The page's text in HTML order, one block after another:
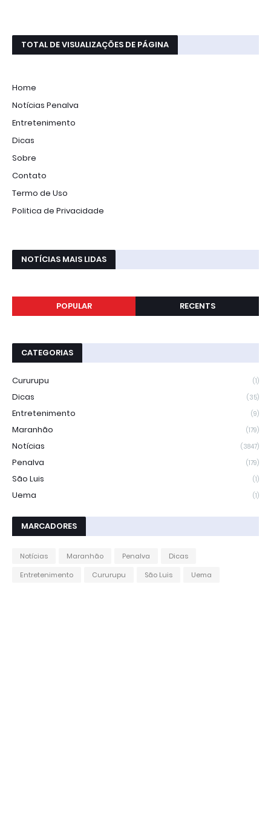
TOTAL DE VISUALIZAÇÕES DE PÁGINA
Home
Notícias Penalva
Entretenimento
Dicas
Sobre
Contato
Termo de Uso
Politica de Privacidade
NOTÍCIAS MAIS LIDAS
POPULAR RECENTS
CATEGORIAS
Cururupu (1)
Dicas (35)
Entretenimento (9)
Maranhão (179)
Notícias (3847)
Penalva (179)
São Luis (1)
Uema (1)
MARCADORES
Notícias Maranhão Penalva
Dicas
Entretenimento
Cururupu São Luis Uema